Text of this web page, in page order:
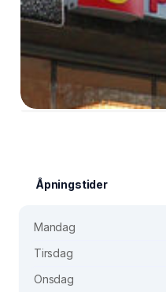
Åpningstider
Mandag
Tirsdag
Onsdag